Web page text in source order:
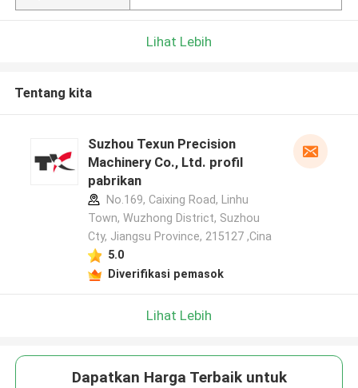
Lihat Lebih
Tentang kita
Suzhou Texun Precision
Machinery Co., Ltd. profil
pabrikan
No.169, Caixing Road, Linhu
Town, Wuzhong District, Suzhou
Cty, Jiangsu Province, 215127 ,Cina
5.0
Diverifikasi pemasok
Lihat Lebih
Dapatkan Harga Terbaik untuk